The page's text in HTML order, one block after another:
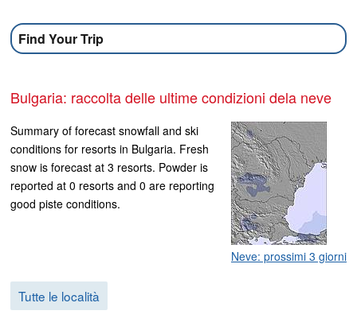
Find Your Trip
Bulgaria: raccolta delle ultime condizioni dela neve
Neve: prossimi 3 giorni
Summary of forecast snowfall and ski
conditions for resorts in Bulgaria. Fresh
snow is forecast at 3 resorts. Powder is
reported at 0 resorts and 0 are reporting
good piste conditions.
Tutte le località